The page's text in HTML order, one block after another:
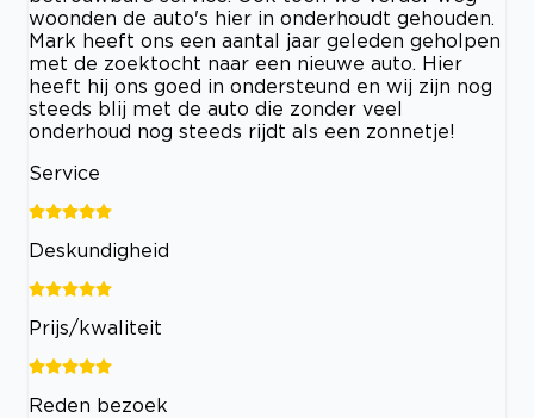
woonden de auto's hier in onderhoudt gehouden.
Mark heeft ons een aantal jaar geleden geholpen
met de zoektocht naar een nieuwe auto. Hier
heeft hij ons goed in ondersteund en wij zijn nog
steeds blij met de auto die zonder veel
onderhoud nog steeds rijdt als een zonnetje!
Service
Deskundigheid
Prijs/kwaliteit
Reden bezoek